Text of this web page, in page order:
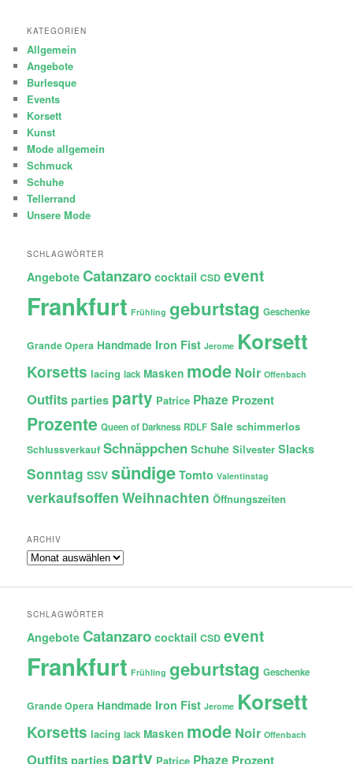
KATEGORIEN
Allgemein
Angebote
Burlesque
Events
Korsett
Kunst
Mode allgemein
Schmuck
Schuhe
Tellerrand
Unsere Mode
SCHLAGWÖRTER
Angebote Catanzaro cocktail CSD event
Frankfurt Frühling geburtstag Geschenke
Grande Opera Handmade Iron Fist Jerome Korsett
Korsetts lacing lack Masken mode Noir Offenbach
Outfits parties party Patrice Phaze Prozent
Prozente Queen of Darkness RDLF Sale schimmerlos
Schlussverkauf Schnäppchen Schuhe Silvester Slacks
Sonntag SSV sündige Tomto Valentinstag
verkaufsoffen Weihnachten Öffnungszeiten
ARCHIV
Archiv
SCHLAGWÖRTER
Angebote Catanzaro cocktail CSD event
Frankfurt Frühling geburtstag Geschenke
Grande Opera Handmade Iron Fist Jerome Korsett
Korsetts lacing lack Masken mode Noir Offenbach
Outfits parties party Patrice Phaze Prozent